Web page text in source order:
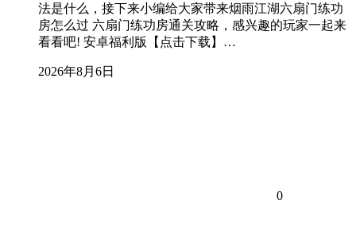
法是什么，接下来小编给大家带来烟雨江湖六扇门练功
房怎么过 六扇门练功房通关攻略，感兴趣的玩家一起来
看看吧! 安卓福利版【点击下载】…
2026年8月6日
0